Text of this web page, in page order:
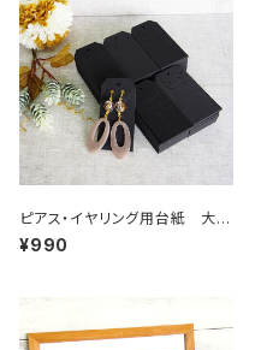
ピアス・イヤリング用台紙 大
黒 50枚
¥990